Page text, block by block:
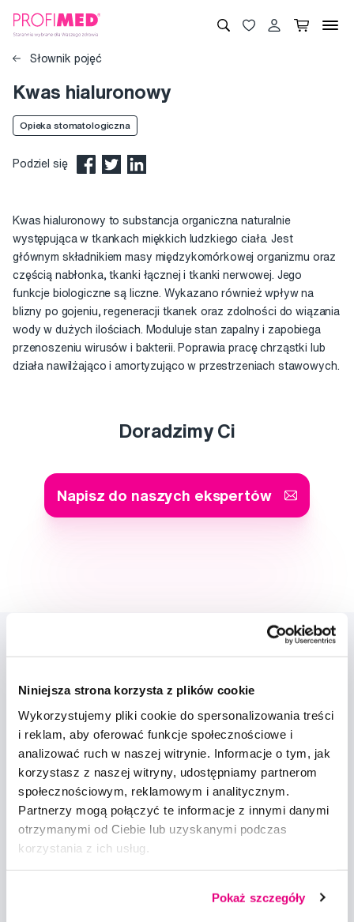
Niniejsza strona korzysta z plików cookie
Wykorzystujemy pliki cookie do spersonalizowania treści
i reklam, aby oferować funkcje społecznościowe i
analizować ruch w naszej witrynie. Informacje o tym, jak
korzystasz z naszej witryny, udostępniamy partnerom
społecznościowym, reklamowym i analitycznym.
Partnerzy mogą połączyć te informacje z innymi danymi
otrzymanymi od Ciebie lub uzyskanymi podczas
korzystania z ich usług.
Pokaż szczegóły
Słownik pojęć
Kwas hialuronowy
Opieka stomatologiczna
Podziel się
Kwas hialuronowy to substancja organiczna naturalnie
występująca w tkankach miękkich ludzkiego ciała. Jest
głównym składnikiem masy międzykomórkowej organizmu oraz
częścią nabłonka, tkanki łącznej i tkanki nerwowej. Jego
funkcje biologiczne są liczne. Wykazano również wpływ na
blizny po gojeniu, regeneracji tkanek oraz zdolności do wiązania
wody w dużych ilościach. Moduluje stan zapalny i zapobiega
przenoszeniu wirusów i bakterii. Poprawia pracę chrząstki lub
działa nawilżająco i amortyzująco w przestrzeniach stawowych.
Doradzimy Ci
Napisz do naszych ekspertów
Nowości i oferty
Zapisz się
Chcę otrzymywać informacje o nowościach i ofertach specjalnych i
wyrażam zgodę naprzetwarzanie danych osobowych